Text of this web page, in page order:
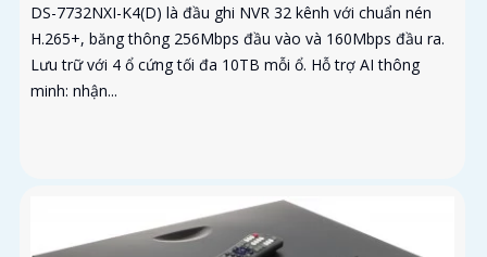
DS-7732NXI-K4(D) là đầu ghi NVR 32 kênh với chuẩn nén
H.265+, băng thông 256Mbps đầu vào và 160Mbps đầu ra.
Lưu trữ với 4 ổ cứng tối đa 10TB mỗi ổ. Hỗ trợ AI thông
minh: nhận...